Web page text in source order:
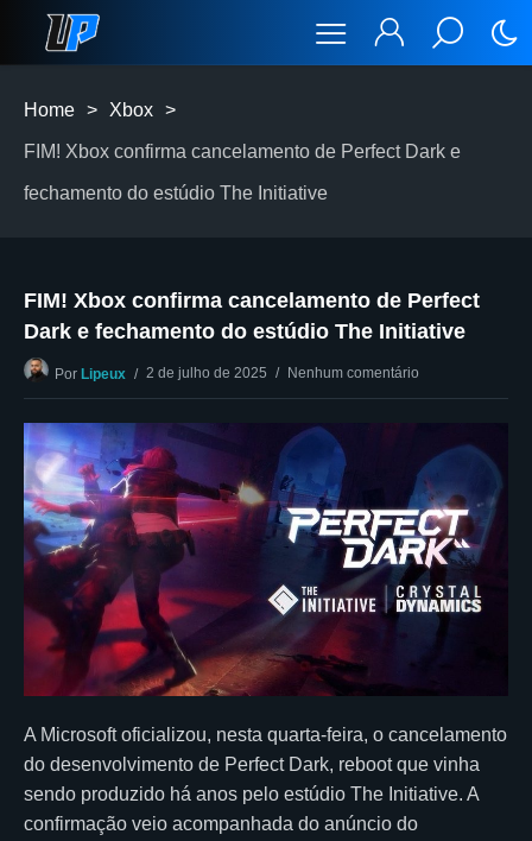
Home > Xbox >
FIM! Xbox confirma cancelamento de Perfect Dark e
fechamento do estúdio The Initiative
FIM! Xbox confirma cancelamento de Perfect
Dark e fechamento do estúdio The Initiative
Por Lipeux 2 de julho de 2025 Nenhum comentário
A Microsoft oficializou, nesta quarta-feira, o cancelamento
do desenvolvimento de Perfect Dark, reboot que vinha
sendo produzido há anos pelo estúdio The Initiative. A
confirmação veio acompanhada do anúncio do